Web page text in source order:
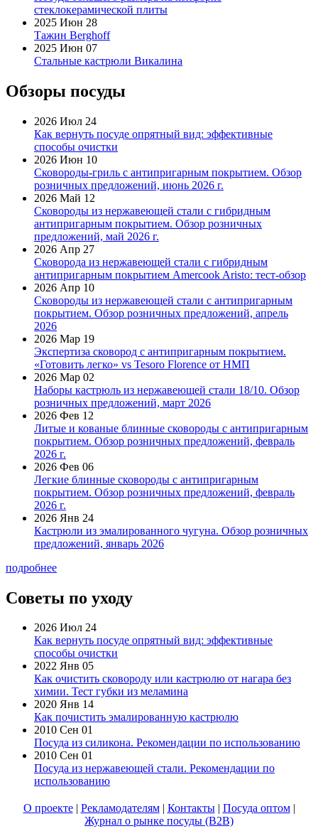
стеклокерамической плиты
2025 Июн 28
Тажин Berghoff
2025 Июн 07
Стальные кастрюли Викалина
Обзоры посуды
2026 Июл 24
Как вернуть посуде опрятный вид: эффективные
способы очистки
2026 Июн 10
Сковороды-гриль с антипригарным покрытием. Обзор
розничных предложений, июнь 2026 г.
2026 Май 12
Сковороды из нержавеющей стали с гибридным
антипригарным покрытием. Обзор розничных
предложений, май 2026 г.
2026 Апр 27
Сковорода из нержавеющей стали с гибридным
антипригарным покрытием Amercook Aristo: тест-обзор
2026 Апр 10
Сковороды из нержавеющей стали с антипригарным
покрытием. Обзор розничных предложений, апрель
2026
2026 Мар 19
Экспертиза сковород с антипригарным покрытием.
«Готовить легко» vs Tesoro Florence от НМП
2026 Мар 02
Наборы кастрюль из нержавеющей стали 18/10. Обзор
розничных предложений, март 2026
2026 Фев 12
Литые и кованые блинные сковороды с антипригарным
покрытием. Обзор розничных предложений, февраль
2026 г.
2026 Фев 06
Легкие блинные сковороды с антипригарным
покрытием. Обзор розничных предложений, февраль
2026 г.
2026 Янв 24
Кастрюли из эмалированного чугуна. Обзор розничных
предложений, январь 2026
подробнее
Советы по уходу
2026 Июл 24
Как вернуть посуде опрятный вид: эффективные
способы очистки
2022 Янв 05
Как очистить сковороду или кастрюлю от нагара без
химии. Тест губки из меламина
2020 Янв 14
Как почистить эмалированную кастрюлю
2010 Сен 01
Посуда из силикона. Рекомендации по использованию
2010 Сен 01
Посуда из нержавеющей стали. Рекомендации по
использованию
О проекте| Рекламодателям| Контакты| Посуда оптом|
Журнал о рынке посуды (B2B)